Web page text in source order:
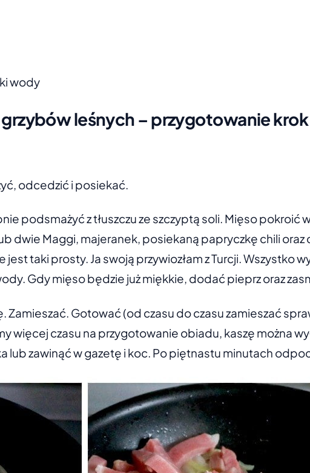
wody
grzybów leśnych – przygotowanie
odcedzić i posiekać.
podsmażyć z tłuszczu ze szczyptą soli. Mięso pokroić
dwie Maggi, majeranek, posiekaną papryczkę chili
jest taki prosty. Ja swoją przywiozłam z Turcji. Wszystko
Gdy mięso będzie już miękkie, dodać pieprz oraz
Gotować (od czasu do czasu zamieszać
więcej czasu na przygotowanie obiadu, kaszę można
lub zawinąć w gazetę i koc. Po piętnastu minutach